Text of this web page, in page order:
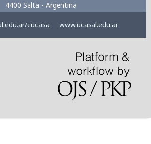
4400 Salta - Argentina
eucasa www.ucasal.edu.ar